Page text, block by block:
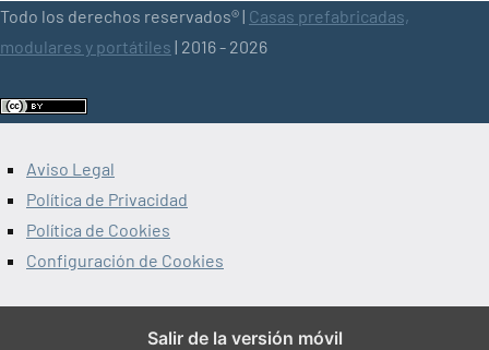
Todo los derechos reservados® | Casas prefabricadas,
modulares y portátiles | 2016 - 2026
Aviso Legal
Política de Privacidad
Política de Cookies
Configuración de Cookies
Salir de la versión móvil